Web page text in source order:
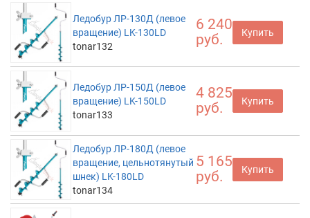
Ледобур ЛР-130Д (левое
вращение) LK-130LD
tonar132
6 240
руб.
Купить
Ледобур ЛР-150Д (левое
вращение) LK-150LD
tonar133
4 825
руб.
Купить
Ледобур ЛР-180Д (левое
вращение, цельнотянутый
шнек) LK-180LD
tonar134
5 165
руб.
Купить